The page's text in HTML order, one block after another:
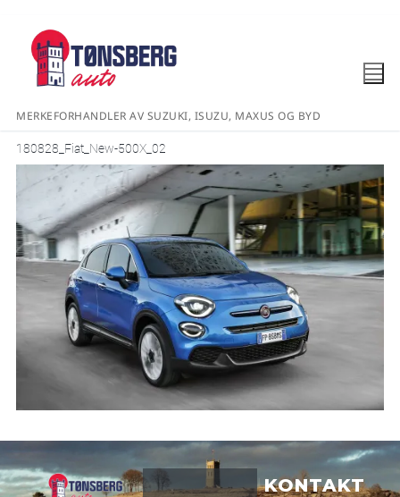
MERKEFORHANDLER AV SUZUKI, ISUZU, MAXUS OG BYD
180828_Fiat_New-500X_02
KONTAKT